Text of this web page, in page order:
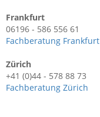
Frankfurt
06196 - 586 556 61
Fachberatung Frankfurt
Zürich
+41 (0)44 - 578 88 73
Fachberatung Zürich